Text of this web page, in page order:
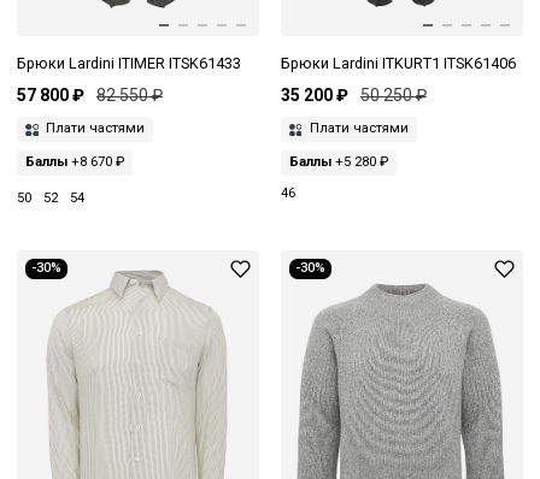
Брюки Lardini ITIMER ITSK61433
57 800 ₽ 82 550 ₽
Плати частями
Баллы +8 670 ₽
50 52 54
Брюки Lardini ITKURT1 ITSK61406
35 200 ₽ 50 250 ₽
Плати частями
Баллы+5 280 ₽
46
-30% -30%